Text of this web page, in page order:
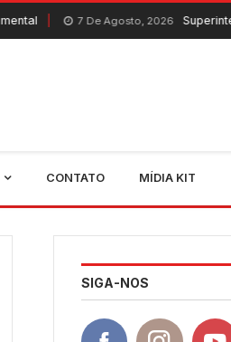
Agosto, 2026 Superintendente do
CONTATO MÍDIA KIT
SIGA-NOS